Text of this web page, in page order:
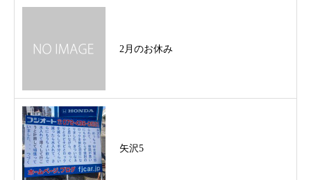
2月のお休み
矢沢5